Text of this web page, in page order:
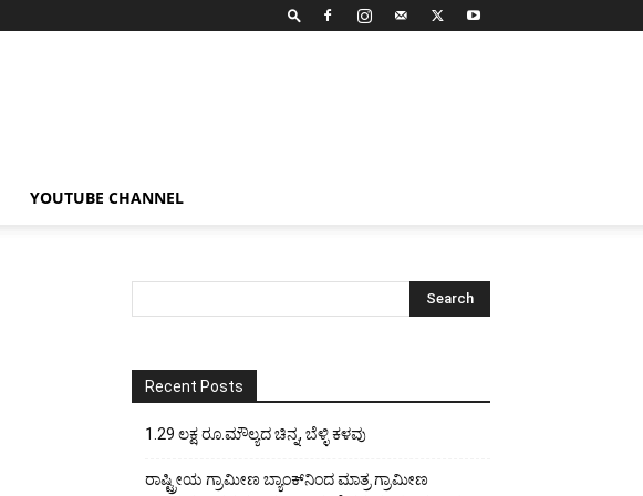
YOUTUBE CHANNEL
Recent Posts
1.29 ಲಕ್ಷ ರೂ.ಮೌಲ್ಯದ ಚಿನ್ನ, ಬೆಳ್ಳಿ ಕಳವು
ರಾಷ್ಟ್ರೀಯ ಗ್ರಾಮೀಣ ಬ್ಯಾಂಕ್‍ನಿಂದ ಮಾತ್ರ ಗ್ರಾಮೀಣ